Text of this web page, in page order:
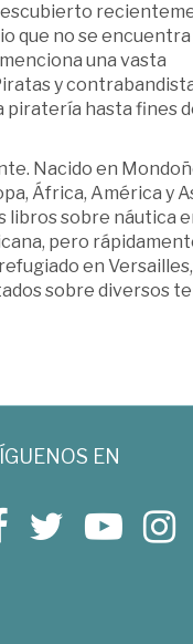
que no se encuentra
una vasta
y
hasta fines
Nacido en
África, América y
libros sobre náutica
pero
en
sobre diversos
EN